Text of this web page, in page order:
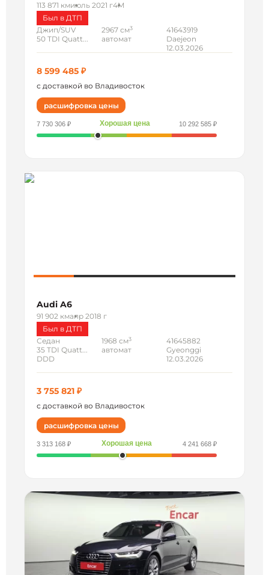
113 871 кмиюль 2021 г4M
Был в ДТП
Джип/SUV
50 TDI Quatt...
2967 см3
автомат
41643919
Daejeon
12.03.2026
8 599 485 ₽
с доставкой во Владивосток
расшифровка цены
7 730 306 ₽ Хорошая цена 10 292 585 ₽
Audi A6
91 902 кмапр 2018 г
Был в ДТП
Седан
35 TDI Quatt...
DDD
1968 см3
автомат
41645882
Gyeonggi
12.03.2026
3 755 821 ₽
с доставкой во Владивосток
расшифровка цены
3 313 168 ₽ Хорошая цена 4 241 668 ₽